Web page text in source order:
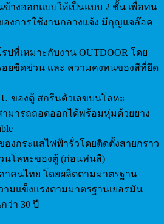
างออกแบบให้เป็นแบบ 2 ชั้น เพื่อทน
งการใช้งานกลางแจ้ง มีกุญแจล๊อค
ปที่เหมาะกับงาน OUTDOOR โดย
อยขีดข่วน และ ความคงทนของสีที่ยึด
ของตู้ สกรีนตัวเลขบนโลหะ
มารถถอดออกได้พร้อมหุ่มด้วยยาง
งกระแสไฟฟ้ารั่วโดยติดตั้งสายกราว
นโลหะของตู้ (ก่อนพ่นสี)
คนไทย โดยผลิตตามมาตรฐาน
มแข็งแรงตามมาตรฐานเยอรมัน
ว่า 30 ปี